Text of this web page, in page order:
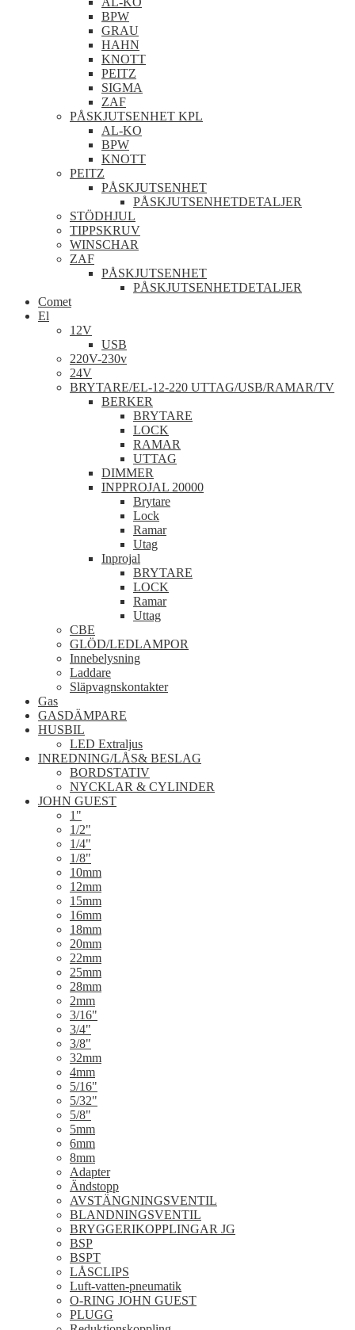
BPW
GRAU
HAHN
KNOTT
PEITZ
SIGMA
ZAF
PÅSKJUTSENHET KPL
AL-KO
BPW
KNOTT
PEITZ
PÅSKJUTSENHET
PÅSKJUTSENHETDETALJER
STÖDHJUL
TIPPSKRUV
WINSCHAR
ZAF
PÅSKJUTSENHET
PÅSKJUTSENHETDETALJER
Comet
El
12V
USB
220V-230v
24V
BRYTARE/EL-12-220 UTTAG/USB/RAMAR/TV
BERKER
BRYTARE
LOCK
RAMAR
UTTAG
DIMMER
INPPROJAL 20000
Brytare
Lock
Ramar
Utag
Inprojal
BRYTARE
LOCK
Ramar
Uttag
CBE
GLÖD/LEDLAMPOR
Innebelysning
Laddare
Släpvagnskontakter
Gas
GASDÄMPARE
HUSBIL
LED Extraljus
INREDNING/LÅS& BESLAG
BORDSTATIV
NYCKLAR & CYLINDER
JOHN GUEST
1"
1/2"
1/4"
1/8"
10mm
12mm
15mm
16mm
18mm
20mm
22mm
25mm
28mm
2mm
3/16"
3/4"
3/8"
32mm
4mm
5/16"
5/32"
5/8"
5mm
6mm
8mm
Adapter
Ändstopp
AVSTÄNGNINGSVENTIL
BLANDNINGSVENTIL
BRYGGERIKOPPLINGAR JG
BSP
BSPT
LÅSCLIPS
Luft-vatten-pneumatik
O-RING JOHN GUEST
PLUGG